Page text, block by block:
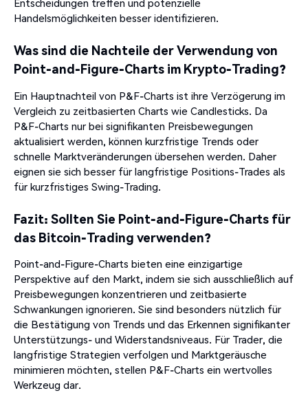
Entscheidungen treffen und potenzielle
Handelsmöglichkeiten besser identifizieren.
Was sind die Nachteile der Verwendung von
Point-and-Figure-Charts im Krypto-Trading?
Ein Hauptnachteil von P&F-Charts ist ihre Verzögerung im
Vergleich zu zeitbasierten Charts wie Candlesticks. Da
P&F-Charts nur bei signifikanten Preisbewegungen
aktualisiert werden, können kurzfristige Trends oder
schnelle Marktveränderungen übersehen werden. Daher
eignen sie sich besser für langfristige Positions-Trades als
für kurzfristiges Swing-Trading.
Fazit: Sollten Sie Point-and-Figure-Charts für
das Bitcoin-Trading verwenden?
Point-and-Figure-Charts bieten eine einzigartige
Perspektive auf den Markt, indem sie sich ausschließlich auf
Preisbewegungen konzentrieren und zeitbasierte
Schwankungen ignorieren. Sie sind besonders nützlich für
die Bestätigung von Trends und das Erkennen signifikanter
Unterstützungs- und Widerstandsniveaus. Für Trader, die
langfristige Strategien verfolgen und Marktgeräusche
minimieren möchten, stellen P&F-Charts ein wertvolles
Werkzeug dar.